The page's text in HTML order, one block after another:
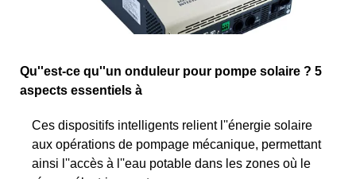
Qu''est-ce qu''un onduleur pour pompe solaire ? 5
aspects essentiels à
Ces dispositifs intelligents relient l''énergie solaire
aux opérations de pompage mécanique, permettant
ainsi l''accès à l''eau potable dans les zones où le